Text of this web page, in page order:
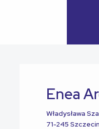
Enea
Władysława
71-245 Szczecin